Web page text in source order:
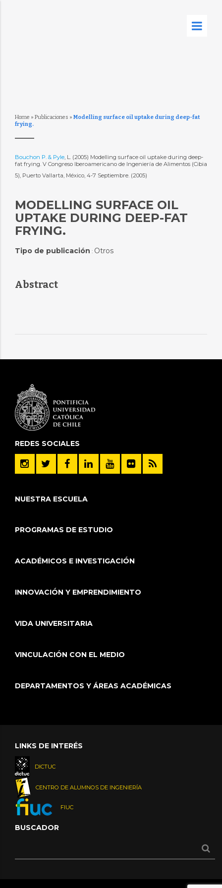
Home » Publicaciones » Modelling surface oil uptake during deep-fat
frying.
Bouchon P. & Pyle, L. (2005) Modelling surface oil uptake during deep-
fat frying. V Congreso Iberoamericano de Ingeniería de Alimentos (Cibia
5), Puerto Vallarta, México, 4-7 Septiembre. (2005)
MODELLING SURFACE OIL
UPTAKE DURING DEEP-FAT
FRYING.
Tipo de publicación : Otros
Abstract
REDES SOCIALES
NUESTRA ESCUELA
PROGRAMAS DE ESTUDIO
ACADÉMICOS E INVESTIGACIÓN
INNOVACIÓN Y EMPRENDIMIENTO
VIDA UNIVERSITARIA
VINCULACIÓN CON EL MEDIO
DEPARTAMENTOS Y ÁREAS ACADÉMICAS
LINKS DE INTERÉS
DICTUC
CENTRO DE ALUMNOS DE INGENIERÍA
FIUC
BUSCADOR